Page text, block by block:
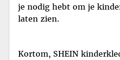
je nodig hebt om je
laten zien.
Kortom, SHEIN